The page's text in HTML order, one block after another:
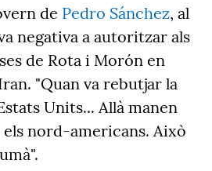
de Pedro Sánchez, al
negativa a autoritzar als
de Rota i Morón en
"Quan va rebutjar la
Units... Allà manen
els nord-americans. Això
.